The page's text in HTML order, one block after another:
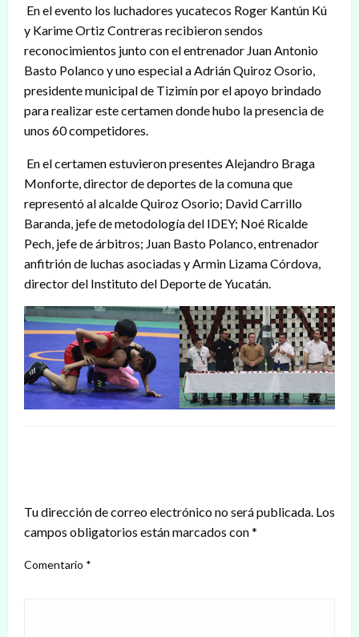
En el evento los luchadores yucatecos Roger Kantún Kú
y Karime Ortiz Contreras recibieron sendos
reconocimientos junto con el entrenador Juan Antonio
Basto Polanco y uno especial a Adrián Quiroz Osorio,
presidente municipal de Tizimín por el apoyo brindado
para realizar este certamen donde hubo la presencia de
unos 60 competidores.
En el certamen estuvieron presentes Alejandro Braga
Monforte, director de deportes de la comuna que
representó al alcalde Quiroz Osorio; David Carrillo
Baranda, jefe de metodología del IDEY; Noé Ricalde
Pech, jefe de árbitros; Juan Basto Polanco, entrenador
anfitrión de luchas asociadas y Armin Lizama Córdova,
director del Instituto del Deporte de Yucatán.
Tu dirección de correo electrónico no será publicada. Los
campos obligatorios están marcados con*
Comentario *